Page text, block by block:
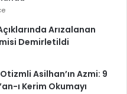
Arızalanan
Demirletildi
Asilhan’ın Azmi: 9
ı Kerim Okumayı